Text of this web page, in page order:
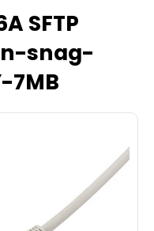
SFTP
snag-
7MB